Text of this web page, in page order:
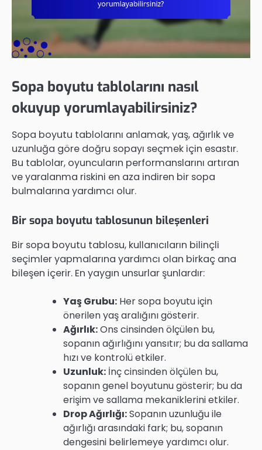
Sopa boyutu tablolarını nasıl
okuyup yorumlayabilirsiniz?
Sopa boyutu tablolarını anlamak, yaş, ağırlık ve
uzunluğa göre doğru sopayı seçmek için esastır.
Bu tablolar, oyuncuların performanslarını artıran
ve yaralanma riskini en aza indiren bir sopa
bulmalarına yardımcı olur.
Bir sopa boyutu tablosunun bileşenleri
Bir sopa boyutu tablosu, kullanıcıların bilinçli
seçimler yapmalarına yardımcı olan birkaç ana
bileşen içerir. En yaygın unsurlar şunlardır:
Yaş Grubu: Her sopa boyutu için
önerilen yaş aralığını gösterir.
Ağırlık:Ons cinsinden ölçülen bu,
sopanın ağırlığını yansıtır; bu da sallama
hızı ve kontrolü etkiler.
Uzunluk: İnç cinsinden ölçülen bu,
sopanın genel boyutunu gösterir; bu da
erişim ve sallama mekaniklerini etkiler.
Drop Ağırlığı:Sopanın uzunluğu ile
ağırlığı arasındaki fark; bu, sopanın
dengesini belirlemeye yardımcı olur.